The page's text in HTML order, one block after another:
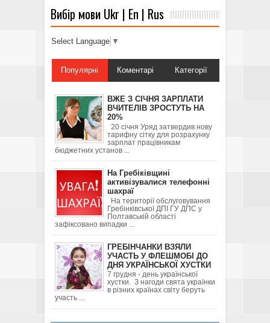
Вибір мови Ukr | En | Rus
Select Language ▼
Популярні Коментарі Категорії
ВЖЕ З СІЧНЯ ЗАРПЛАТИ
ВЧИТЕЛІВ ЗРОСТУТЬ НА
20%
20 січня Уряд затвердив нову
тарифну сітку для розрахунку
зарплат працівникам
бюджетних установ ...
На Гребіківщині
активізувалися телефонні
шахраї
На території обслуговування
Гребінківської ДПІ ГУ ДПС у
Полтавській області
зафіксовано випадки ...
ГРЕБІНЧАНКИ ВЗЯЛИ
УЧАСТЬ У ФЛЕШМОБІ ДО
ДНЯ УКРАЇНСЬКОЇ ХУСТКИ
7 грудня - день української
хустки. З нагоди свята українки
в різних країнах світу беруть
участь ...